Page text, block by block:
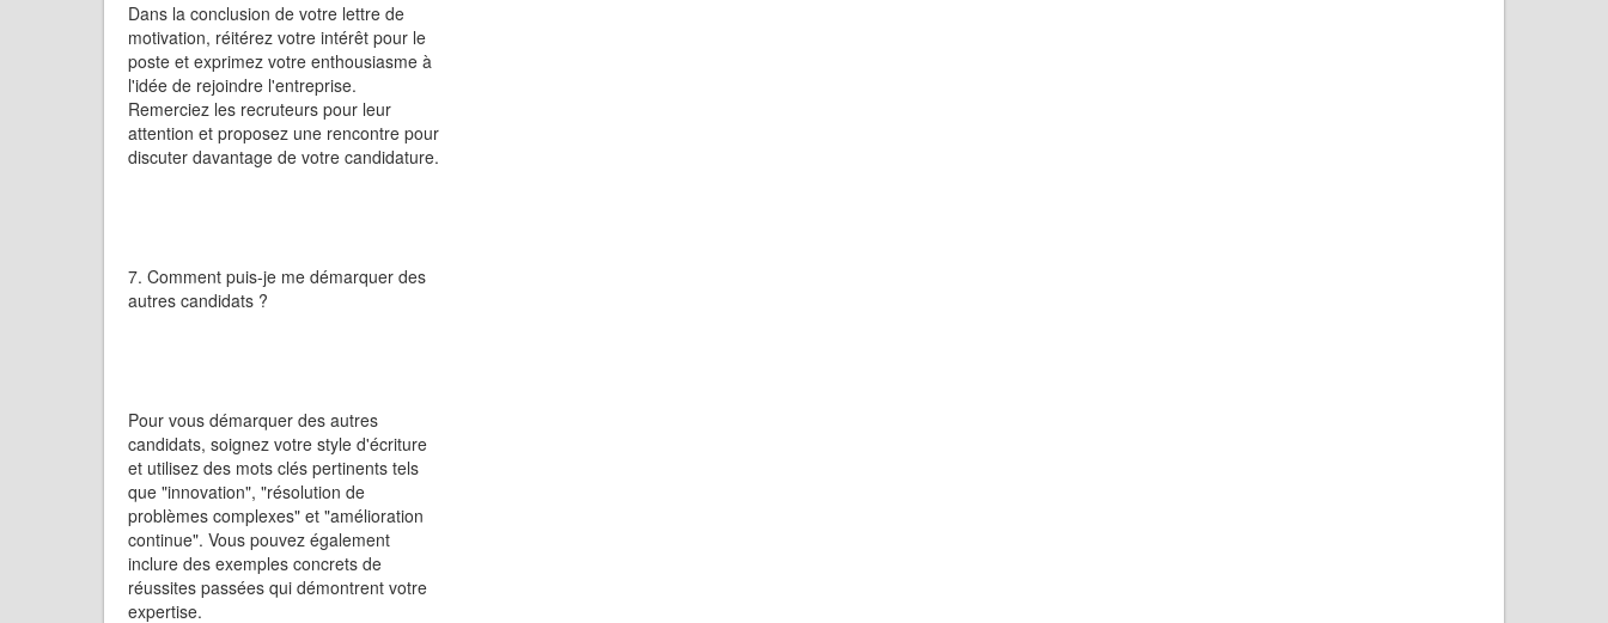
Dans la conclusion de votre lettre de
motivation, réitérez votre intérêt pour le
poste et exprimez votre enthousiasme à
l'idée de rejoindre l'entreprise.
Remerciez les recruteurs pour leur
attention et proposez une rencontre pour
discuter davantage de votre candidature.
7. Comment puis-je me démarquer des
autres candidats ?
Pour vous démarquer des autres
candidats, soignez votre style d'écriture
et utilisez des mots clés pertinents tels
que "innovation", "résolution de
problèmes complexes" et "amélioration
continue". Vous pouvez également
inclure des exemples concrets de
réussites passées qui démontrent votre
expertise.